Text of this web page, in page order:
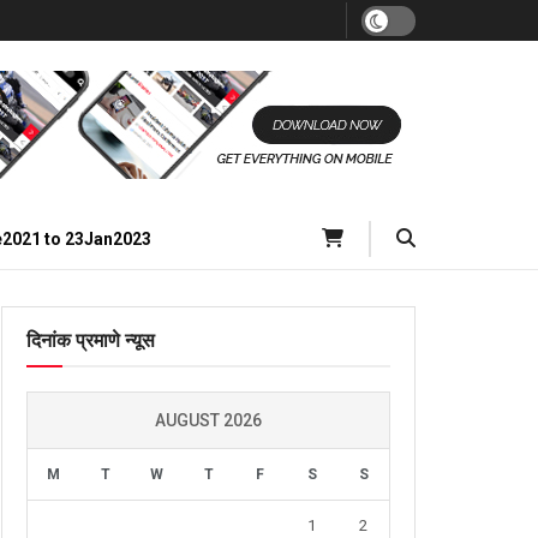
to 23Jan2023
दिनांक प्रमाणे न्यूस
AUGUST 2026
M T W T F S S
1 2